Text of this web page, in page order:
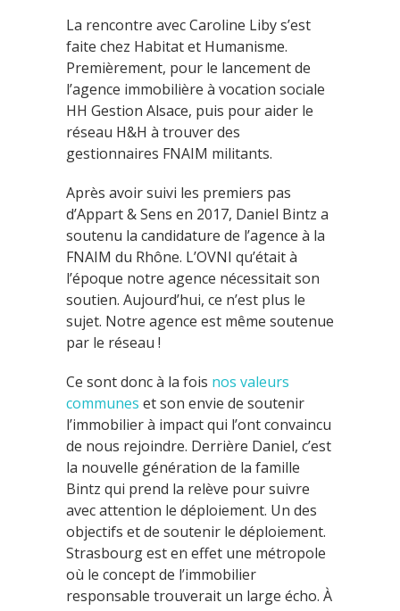
La rencontre avec Caroline Liby s’est
faite chez Habitat et Humanisme.
Premièrement, pour le lancement de
l’agence immobilière à vocation sociale
HH Gestion Alsace, puis pour aider le
réseau H&H à trouver des
gestionnaires FNAIM militants.
Après avoir suivi les premiers pas
d’Appart & Sens en 2017, Daniel Bintz a
soutenu la candidature de l’agence à la
FNAIM du Rhône. L’OVNI qu’était à
l’époque notre agence nécessitait son
soutien. Aujourd’hui, ce n’est plus le
sujet. Notre agence est même soutenue
par le réseau !
Ce sont donc à la fois nos valeurs
communes et son envie de soutenir
l’immobilier à impact qui l’ont convaincu
de nous rejoindre. Derrière Daniel, c’est
la nouvelle génération de la famille
Bintz qui prend la relève pour suivre
avec attention le déploiement. Un des
objectifs et de soutenir le déploiement.
Strasbourg est en effet une métropole
où le concept de l’immobilier
responsable trouverait un large écho. À